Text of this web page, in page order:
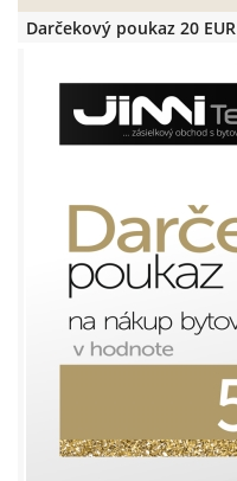
Darčekový poukaz 20 EUR